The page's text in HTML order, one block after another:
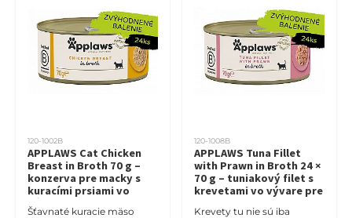
120-1002B
APPLAWS Cat Chicken
Breast in Broth 70 g –
konzerva pre macky s
kuracími prsiami vo
vývare
Šťavnaté kuracie mäso
120-1008B
APPLAWS Tuna Fillet
with Prawn in Broth 24 ×
70 g – tuniakový filet s
krevetami vo vývare pre
Krevety tu nie sú iba